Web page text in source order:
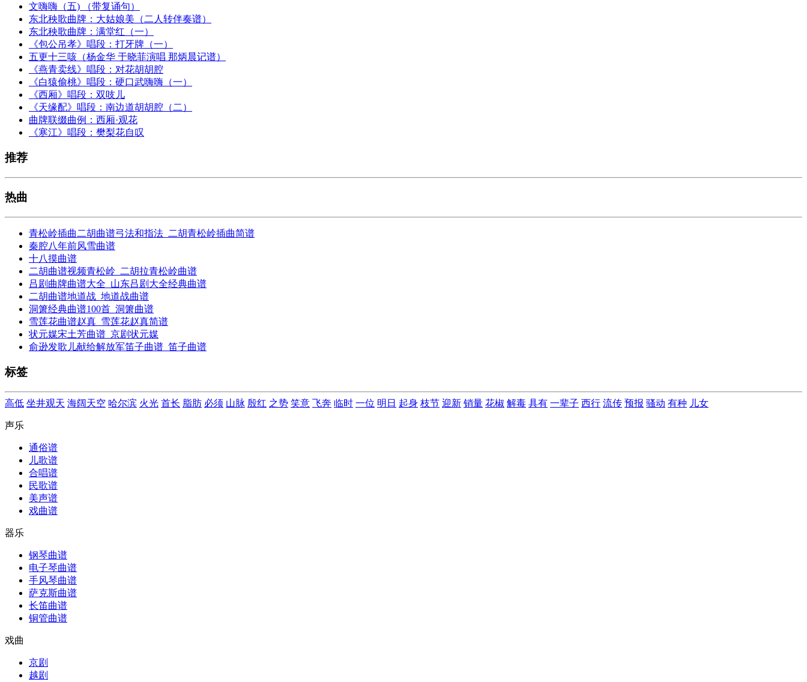
文嗨嗨（五) （带复诵句）
东北秧歌曲牌：大姑娘美（二人转伴奏谱）
东北秧歌曲牌：满堂红（一）
《包公吊孝》唱段：打牙牌（一）
五更十三咳（杨金华 于晓菲演唱 那炳晨记谱）
《燕青卖线》唱段：对花胡胡腔
《白猿偷桃》唱段：硬口武嗨嗨（一）
《西厢》唱段：双吱儿
《天缘配》唱段：南边道胡胡腔（二）
曲牌联缀曲例：西厢·观花
《寒江》唱段：樊梨花自叹
推荐
热曲
青松岭插曲二胡曲谱弓法和指法_二胡青松岭插曲简谱
秦腔八年前风雪曲谱
十八摸曲谱
二胡曲谱视频青松岭_二胡拉青松岭曲谱
吕剧曲牌曲谱大全_山东吕剧大全经典曲谱
二胡曲谱地道战_地道战曲谱
洞箫经典曲谱100首_洞箫曲谱
雪莲花曲谱赵真_雪莲花赵真简谱
状元媒宋土芳曲谱_京剧状元媒
俞逊发歌儿献给解放军笛子曲谱_笛子曲谱
标签
高低 坐井观天 海阔天空 哈尔滨 火光 首长 脂肪 必须 山脉 殷红 之势 笑意 飞奔 临时 一位 明日 起身 枝节 迎新 销量 花椒 解毒 具有 一辈子 西行 流传 预报 骚动 有种 儿女
声乐
通俗谱
儿歌谱
合唱谱
民歌谱
美声谱
戏曲谱
器乐
钢琴曲谱
电子琴曲谱
手风琴曲谱
萨克斯曲谱
长笛曲谱
铜管曲谱
戏曲
京剧
越剧